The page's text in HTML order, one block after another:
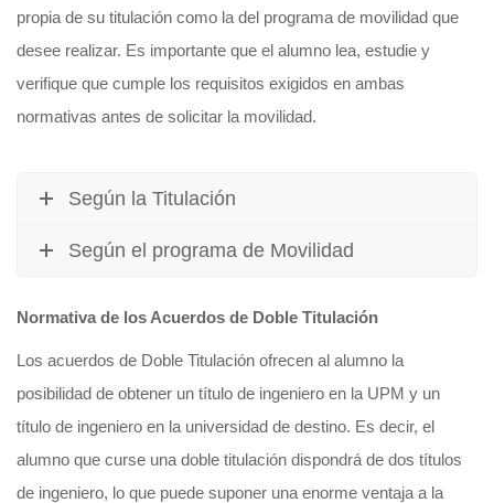
propia de su titulación como la del programa de movilidad que
desee realizar. Es importante que el alumno lea, estudie y
verifique que cumple los requisitos exigidos en ambas
normativas antes de solicitar la movilidad.
Según la Titulación
Según el programa de Movilidad
Normativa de los Acuerdos de Doble Titulación
Los acuerdos de Doble Titulación ofrecen al alumno la
posibilidad de obtener un título de ingeniero en la UPM y un
título de ingeniero en la universidad de destino. Es decir, el
alumno que curse una doble titulación dispondrá de dos títulos
de ingeniero, lo que puede suponer una enorme ventaja a la